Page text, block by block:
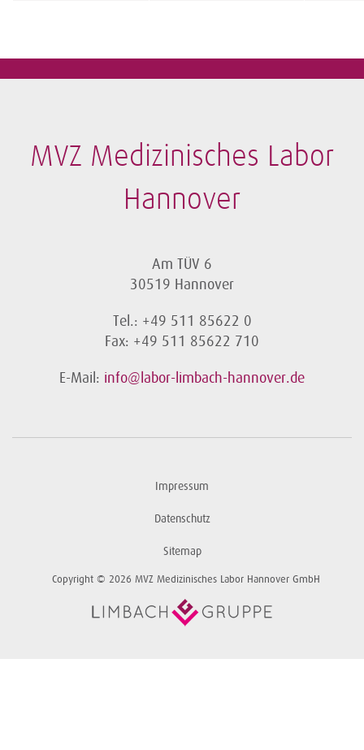
MVZ Medizinisches Labor
Hannover
Am TÜV 6
30519 Hannover
Tel.: +49 511 85622 0
Fax: +49 511 85622 710
E-Mail: info@labor-limbach-hannover.de
Impressum
Datenschutz
Sitemap
Copyright © 2026 MVZ Medizinisches Labor Hannover GmbH